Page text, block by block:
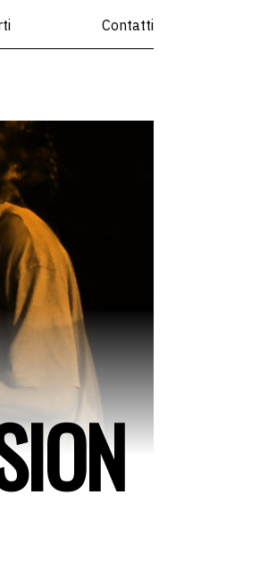
Contatti